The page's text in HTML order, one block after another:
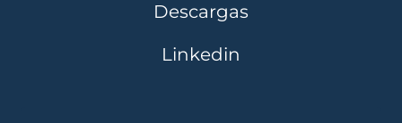
Descargas
Linkedin